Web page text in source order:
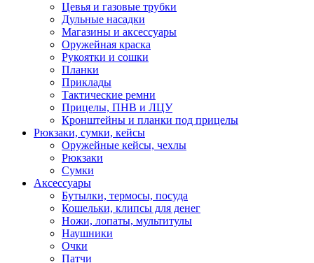
Цевья и газовые трубки
Дульные насадки
Магазины и аксессуары
Оружейная краска
Рукоятки и сошки
Планки
Приклады
Тактические ремни
Прицелы, ПНВ и ЛЦУ
Кронштейны и планки под прицелы
Рюкзаки, сумки, кейсы
Оружейные кейсы, чехлы
Рюкзаки
Сумки
Аксессуары
Бутылки, термосы, посуда
Кошельки, клипсы для денег
Ножи, лопаты, мультитулы
Наушники
Очки
Патчи